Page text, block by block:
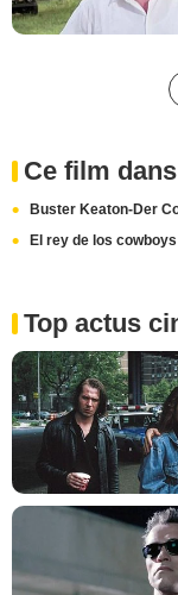
Ce film
Buster Keaton-Der
El rey de los cowboys
Top actus